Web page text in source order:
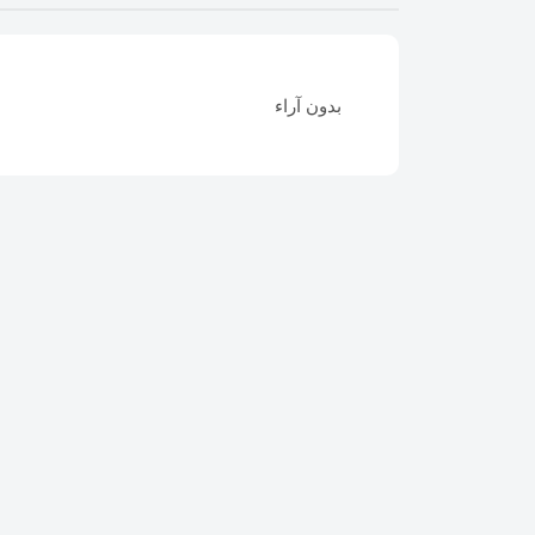
بدون آراء